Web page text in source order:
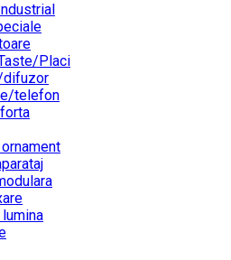
Placi
difuzor
telefon